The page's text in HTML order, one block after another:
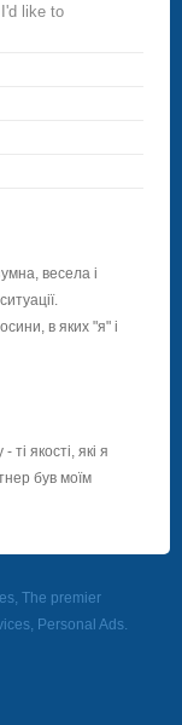
I'd like to
весела і
в яких "я" і
якості, які я
був моїм
The premier
Personal Ads.